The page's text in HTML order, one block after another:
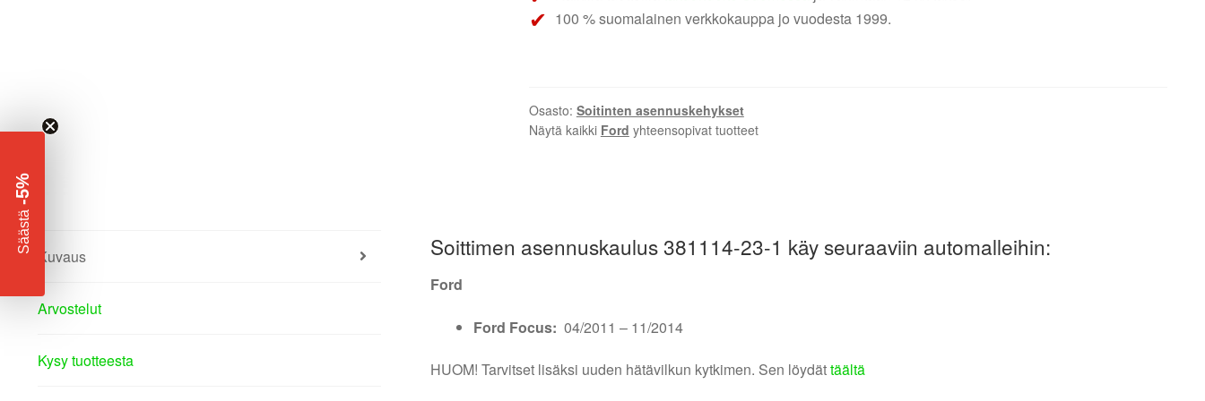
100 % suomalainen verkkokauppa jo vuodesta 1999.
Osasto: Soitinten asennuskehykset
Näytä kaikki Ford yhteensopivat tuotteet
Kuvaus
Arvostelut
Kysy tuotteesta
Soittimen asennuskaulus381114-23-1 käy seuraaviin automalleihin:
Ford
Ford Focus: 04/2011 – 11/2014
HUOM! Tarvitset lisäksi uuden hätävilkun kytkimen. Sen löydättäältä
Säästä
-5%